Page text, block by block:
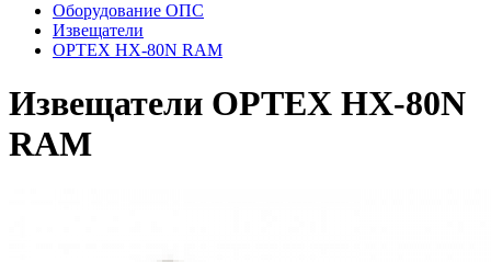
Оборудование ОПС
Извещатели
OPTEX HX-80N RAM
Извещатели OPTEX HX-80N
RAM